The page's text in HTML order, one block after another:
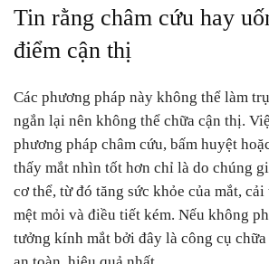
Tin rằng châm cứu hay
điểm cận thị
Các phương pháp này không thể làm
ngắn lại nên không thể chữa cận thị.
phương pháp châm cứu, bấm huyệt
thấy mắt nhìn tốt hơn chỉ là do chúng
cơ thể, từ đó tăng sức khỏe của mắt,
mệt mỏi và điều tiết kém. Nếu không
tưởng kính mắt bởi đây là công cụ